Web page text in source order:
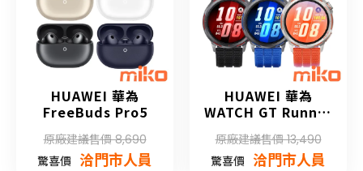
HUAWEI 華為
FreeBuds Pro5
原廠建議售價 8,690
驚喜價 洽門市人員
HUAWEI 華為
WATCH GT Runner
原廠建議售價 13,490
驚喜價 洽門市人員